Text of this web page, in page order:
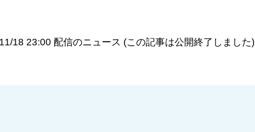
18 23:00 配信のニュース (この記事は公開終了しました)